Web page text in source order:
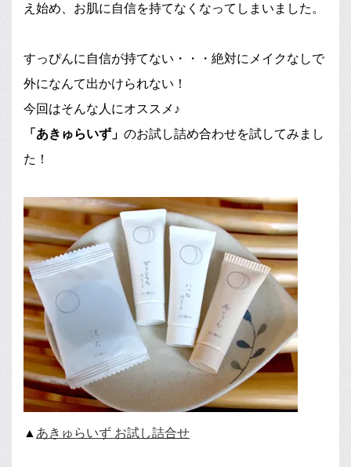
え始め、お肌に自信を持てなくなってしまいました。
すっぴんに自信が持てない・・・絶対にメイクなしで
外になんて出かけられない！
今回はそんな人にオススメ♪
「あきゅらいず」 のお試し詰め合わせを試してみまし
た！
▲ あきゅらいず お試し詰合せ